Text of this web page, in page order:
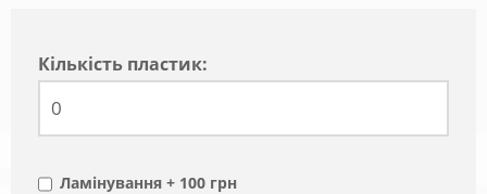
Кiлькiсть пластик:
Ламінування + 100 грн